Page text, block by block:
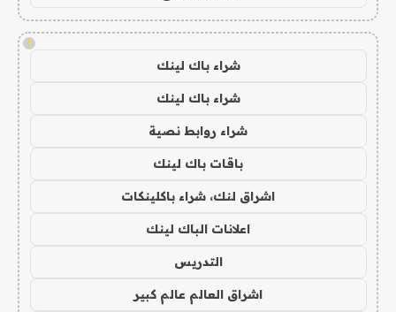
!
شراء باك لينك
شراء باك لينك
شراء روابط نصية
باقات باك لينك
اشراق لنك، شراء باكلينكات
اعلانات الباك لينك
التدريس
اشراق العالم عالم كبير